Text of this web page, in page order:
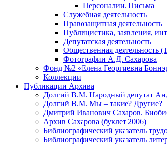
Персоналии. Письма
Служебная деятельность
Правозащитная деятельность
Публицистика, заявления,
Депутатская деятельность
Общественная деятельность
Фотографии А.Д. Сахарова
Фонд №2 «Елена Георгиевна
Коллекции
Публикации Архива
Долгий В.М. Народный депутат
Долгий В.М. Мы – такие? Другие?
Дмитрий Иванович Сахаров.
Архив Сахарова (буклет 2006)
Библиографический указатель
Библиографический указатель